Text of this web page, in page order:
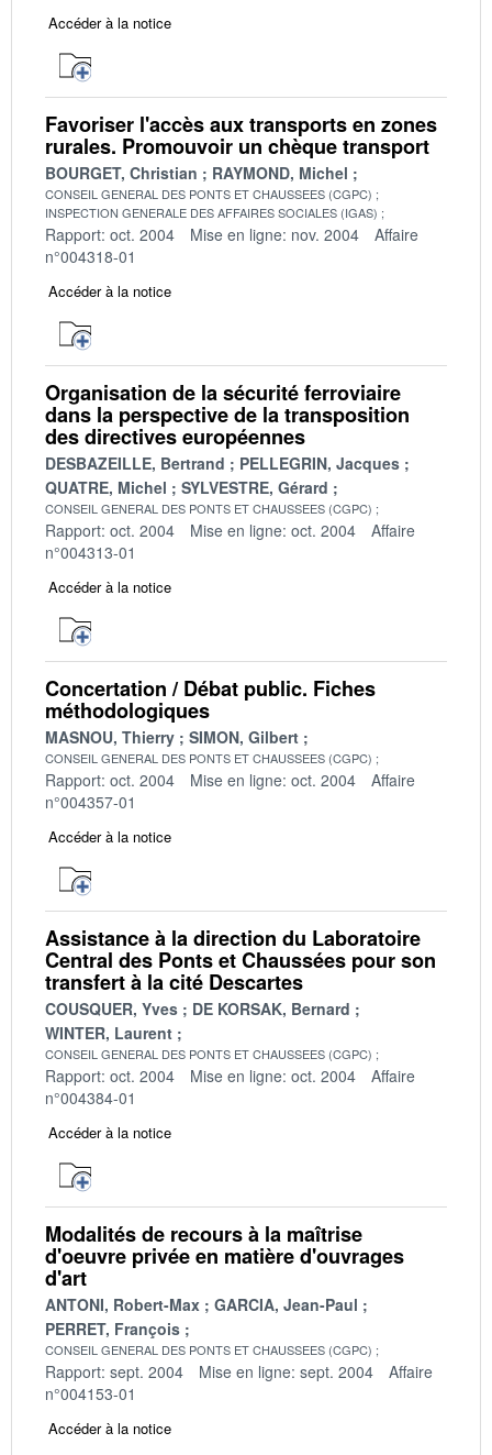
Accéder à la notice
Favoriser l'accès aux transports en zones
rurales. Promouvoir un chèque transport
BOURGET, Christian RAYMOND, Michel
CONSEIL GENERAL DES PONTS ET CHAUSSEES (CGPC)
INSPECTION GENERALE DES AFFAIRES SOCIALES (IGAS)
Rapport: oct. 2004 Mise en ligne: nov. 2004
Affaire
n°004318-01
Accéder à la notice
Organisation de la sécurité ferroviaire
dans la perspective de la transposition
des directives européennes
DESBAZEILLE, Bertrand
PELLEGRIN, Jacques
QUATRE, Michel
SYLVESTRE, Gérard
CONSEIL GENERAL DES PONTS ET CHAUSSEES (CGPC)
Rapport: oct. 2004 Mise en ligne: oct. 2004
Affaire
n°004313-01
Accéder à la notice
Concertation / Débat public. Fiches
méthodologiques
MASNOU, Thierry SIMON, Gilbert
CONSEIL GENERAL DES PONTS ET CHAUSSEES (CGPC)
Rapport: oct. 2004 Mise en ligne: oct. 2004
Affaire
n°004357-01
Accéder à la notice
Assistance à la direction du Laboratoire
Central des Ponts et Chaussées pour son
transfert à la cité Descartes
COUSQUER, Yves
DE KORSAK, Bernard
WINTER, Laurent
CONSEIL GENERAL DES PONTS ET CHAUSSEES (CGPC)
Rapport: oct. 2004 Mise en ligne: oct. 2004
Affaire
n°004384-01
Accéder à la notice
Modalités de recours à la maîtrise
d'oeuvre privée en matière d'ouvrages
d'art
ANTONI, Robert-Max
GARCIA, Jean-Paul
PERRET, François
CONSEIL GENERAL DES PONTS ET CHAUSSEES (CGPC)
Rapport: sept. 2004 Mise en ligne: sept. 2004
Affaire
n°004153-01
Accéder à la notice